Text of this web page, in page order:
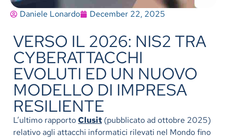
Daniele Lonardo December 22, 2025
VERSO IL 2026: NIS2 TRA
CYBERATTACCHI
EVOLUTI ED UN NUOVO
MODELLO DI IMPRESA
RESILIENTE
L’ultimo rapportoClusit (pubblicato ad ottobre 2025)
relativo agli attacchi informatici rilevati nel Mondo fino